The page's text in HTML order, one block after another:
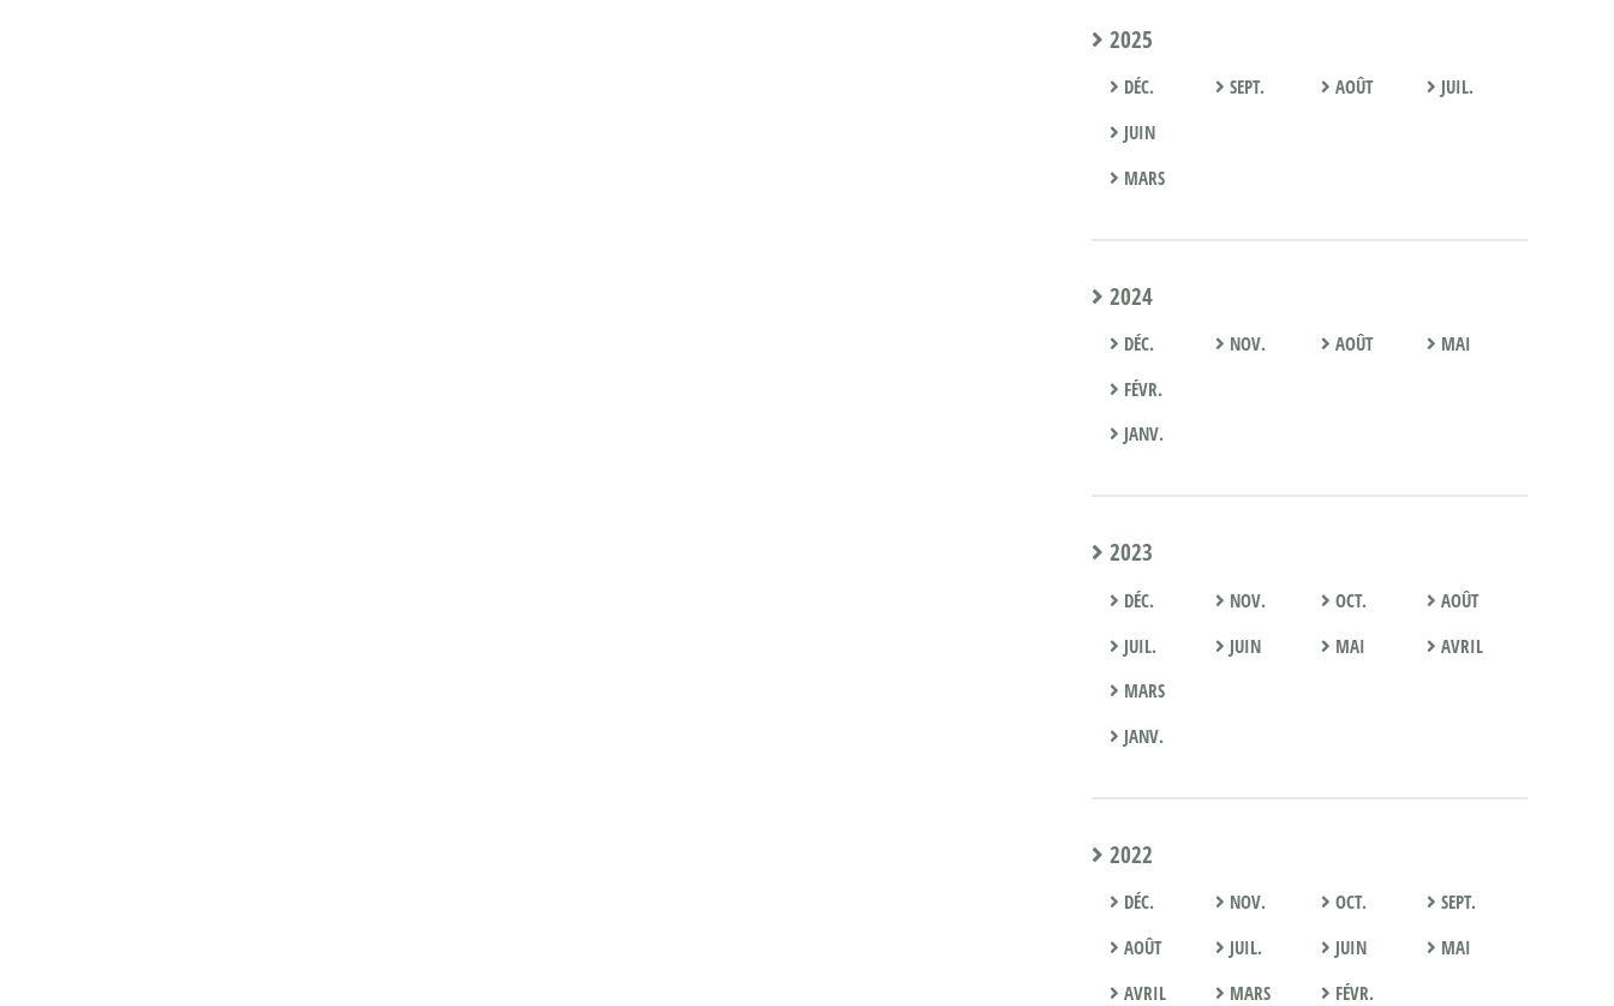
2025
DÉC. SEPT. AOÛT
JUIL.
JUIN
MARS
2024
DÉC. NOV. AOÛT
MAI
FÉVR.
JANV.
2023
DÉC. NOV. OCT.
AOÛT
JUIL.
JUIN MAI
AVRIL
MARS
JANV.
2022
DÉC. NOV. OCT.
SEPT.
AOÛT
JUIL. JUIN
MAI
AVRIL
MARS
FÉVR.